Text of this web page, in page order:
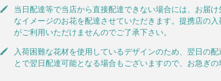
当日配達等で当店から直接配達できない場合には、お届
なイメージのお花を配達させていただきます。提携店の
がご利用いただけませんのでご了承下さい。
入荷困難な花材を使用しているデザインのため、翌日の
とで翌日配達可能となる場合もございますので、お急ぎの